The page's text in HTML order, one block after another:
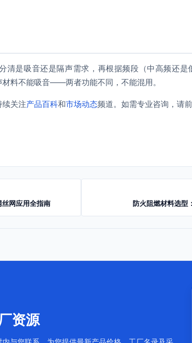
清是吸音还是隔声需求，再根据频段（中高频还是
料不能吸音——两者功能不同，不能混用。
关注产品百科和市场动态频道。如需专业咨询，请
网应用全指南 防火阻燃材料选型
资源